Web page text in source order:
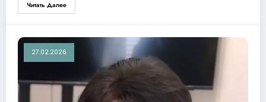
Читать Далее
27.02.2026